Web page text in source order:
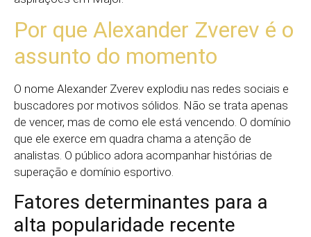
Por que Alexander Zverev é o
assunto do momento
O nome Alexander Zverev explodiu nas redes sociais e
buscadores por motivos sólidos. Não se trata apenas
de vencer, mas de como ele está vencendo. O domínio
que ele exerce em quadra chama a atenção de
analistas. O público adora acompanhar histórias de
superação e domínio esportivo.
Fatores determinantes para a
alta popularidade recente